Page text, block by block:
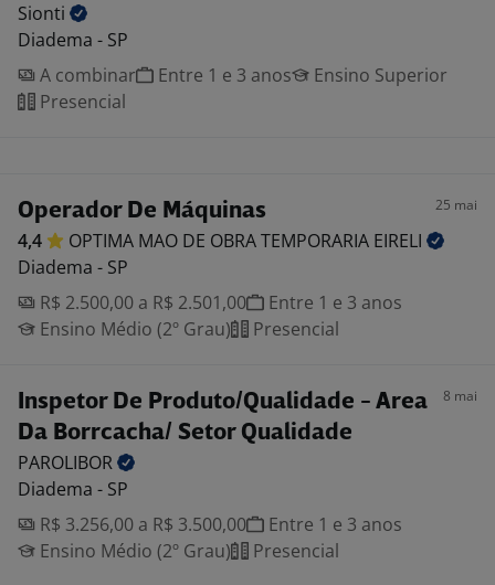
Sionti
Diadema - SP
A combinar
Entre 1 e 3 anos
Ensino Superior
Presencial
Operador De Máquinas 25 mai
4,4 OPTIMA MAO DE OBRA TEMPORARIA EIRELI
Diadema - SP
R$ 2.500,00 a R$ 2.501,00
Entre 1 e 3 anos
Ensino Médio (2º Grau)
Presencial
Inspetor De Produto/Qualidade - Area
Da Borrcacha/ Setor Qualidade
8 mai
PAROLIBOR
Diadema - SP
R$ 3.256,00 a R$ 3.500,00
Entre 1 e 3 anos
Ensino Médio (2º Grau)
Presencial